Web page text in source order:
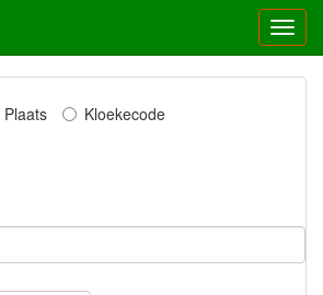
Plaats
Kloekecode